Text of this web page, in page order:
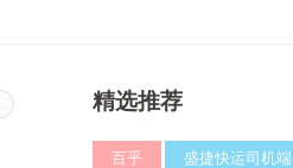
精选推荐
百乎 盛捷快运司机端